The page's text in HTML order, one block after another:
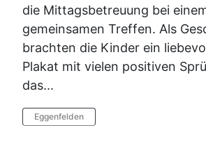
die Mittagsbetreuung bei
gemeinsamen Treffen. Als
brachten die Kinder ein
Plakat mit vielen positiven
das...
Eggenfelden